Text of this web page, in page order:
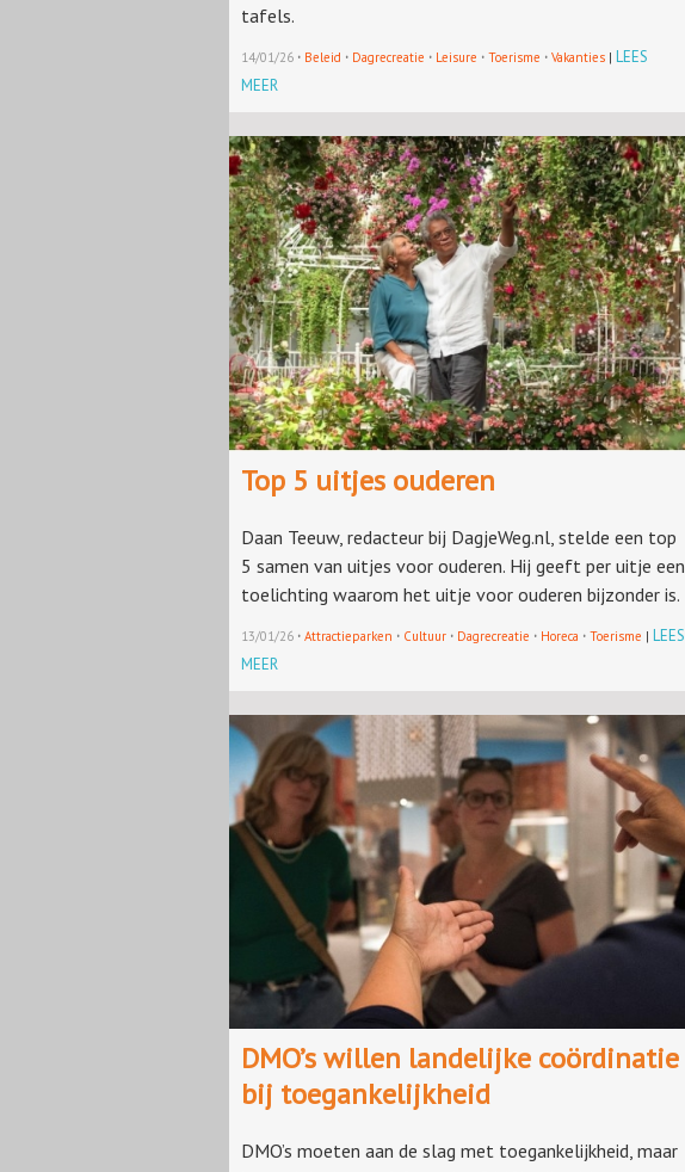
tafels.
14/01/26 · Beleid · Dagrecreatie · Leisure · Toerisme · Vakanties | LEES
MEER
Top 5 uitjes ouderen
Daan Teeuw, redacteur bij DagjeWeg.nl, stelde een top
5 samen van uitjes voor ouderen. Hij geeft per uitje een
toelichting waarom het uitje voor ouderen bijzonder is.
13/01/26 · Attractieparken · Cultuur · Dagrecreatie · Horeca · Toerisme | LEES
MEER
DMO’s willen landelijke coördinatie
bij toegankelijkheid
DMO’s moeten aan de slag met toegankelijkheid, maar